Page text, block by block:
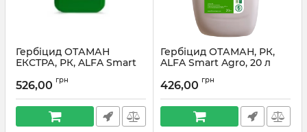
Гербіцид ОТАМАН
ЕКСТРА, РК, ALFA Smart
526,00 грн
Гербіцид ОТАМАН, РК,
ALFA Smart Agro, 20 л
426,00 грн